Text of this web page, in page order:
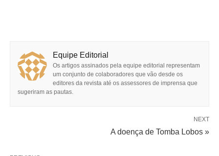
Equipe Editorial
Os artigos assinados pela equipe editorial representam
um conjunto de colaboradores que vão desde os
editores da revista até os assessores de imprensa que
sugeriram as pautas.
NEXT
A doença de Tomba Lobos »